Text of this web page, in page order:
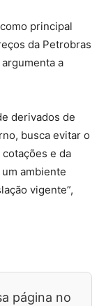
principal
da Petrobras
a
derivados de
busca evitar o
e da
ambiente
vigente”,
página no